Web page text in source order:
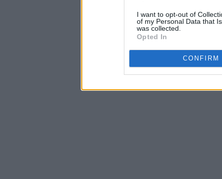
I want to opt-out of
of my Personal Data that
was collected.
Opted In
CONFIRM